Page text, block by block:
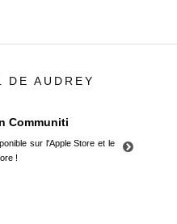
DE AUDREY
Communiti
sur l'Apple Store et le
!